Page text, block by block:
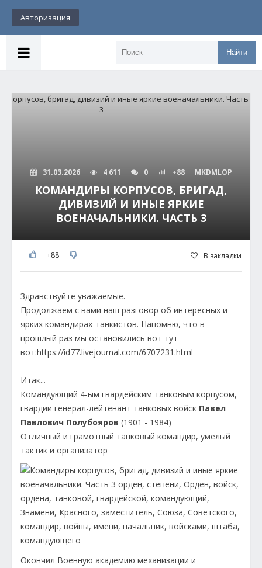
Авторизация
Найти
31.03.2026 4 611 0 +88 MKDMLOP
КОМАНДИРЫ КОРПУСОВ, БРИГАД,
ДИВИЗИЙ И ИНЫЕ ЯРКИЕ
ВОЕНАЧАЛЬНИКИ. ЧАСТЬ 3
+88 В закладки
Здравствуйте уважаемые.
Продолжаем с вами наш разговор об интересных и
ярких командирах-танкистов. Напомню, что в
прошлый раз мы остановились вот тут
вот:https://id77.livejournal.com/6707231.html
Итак...
Командующий 4-ым гвардейским танковым корпусом,
гвардии генерал-лейтенант танковых войск Павел
Павлович Полубояров (1901 - 1984)
Отличный и грамотный танковый командир, умелый
тактик и организатор
Окончил Военную академию механизации и